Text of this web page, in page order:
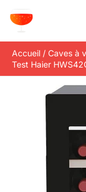
Accueil
Caves à
Test Haier
e
c
h
e